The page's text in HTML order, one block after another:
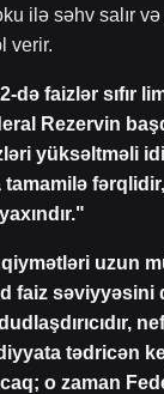
ilə səhv salır
verir.
də faizlər sıfır
Rezervin
yüksəltməli
fərqlidir,
qiymətləri uzun
faiz səviyyəsini
tədricən
o zaman